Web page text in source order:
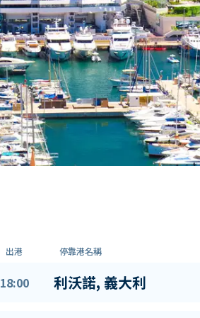
出港 停靠港名稱
18:00 利沃諾, 義大利